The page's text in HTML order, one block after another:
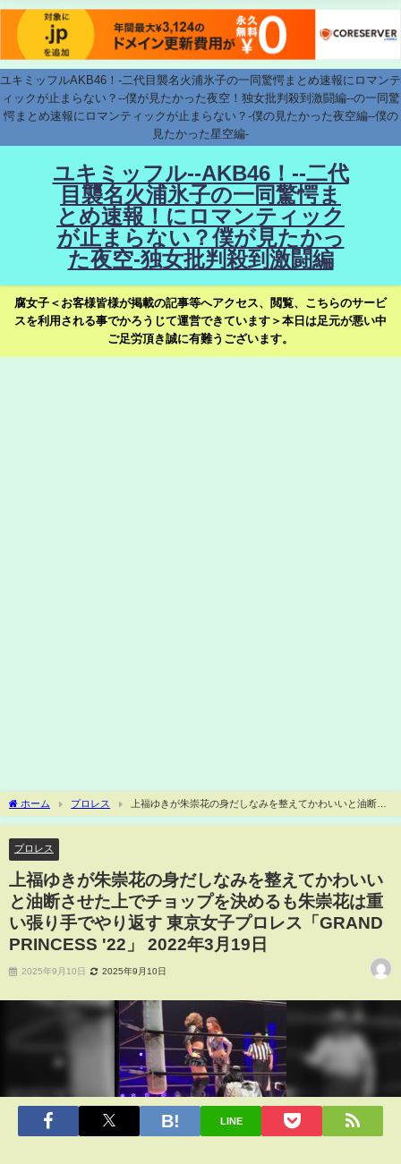
ユキミッフルAKB46！-二代目襲名火浦氷子の一同驚愕まとめ速報にロマンテ
ィックが止まらない？--僕が見たかった夜空！独女批判殺到激闘編--の一同驚
愕まとめ速報にロマンティックが止まらない？-僕の見たかった夜空編--僕の
見たかった星空編-
ユキミッフル--AKB46！--二代
目襲名火浦氷子の一同驚愕ま
とめ速報！にロマンティック
が止まらない？僕が見たかっ
た夜空-独女批判殺到激闘編
腐女子＜お客様皆様が掲載の記事等へアクセス、閲覧、こちらのサービ
スを利用される事でかろうじて運営できています＞本日は足元が悪い中
ご足労頂き誠に有難うございます。
ホーム プロレス
上福ゆきが朱崇花の身だしなみを整えてかわいいと油断さ
せた上でチョップを決めるも朱崇花は重い張り手でやり返す 東京女子プロレス
プロレス
上福ゆきが朱崇花の身だしなみを整えてかわいい
と油断させた上でチョップを決めるも朱崇花は重
い張り手でやり返す 東京女子プロレス「GRAND
PRINCESS '22」 2022年3月19日
2025年9月10日 2025年9月10日
LINE